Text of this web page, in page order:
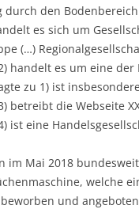
den
es sich um
(…)
handelt es um eine
zu 1) ist
betreibt die Webseite
ist eine
im Mai 2018
welche
und